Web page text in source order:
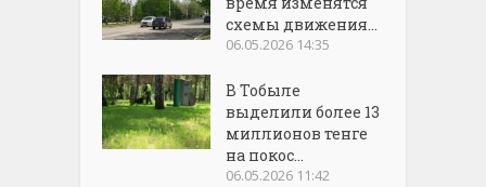
схемы движения...
06.05.2026 14:35
В Тобыле
выделили более 13
миллионов тенге
на покос...
06.05.2026 11:42